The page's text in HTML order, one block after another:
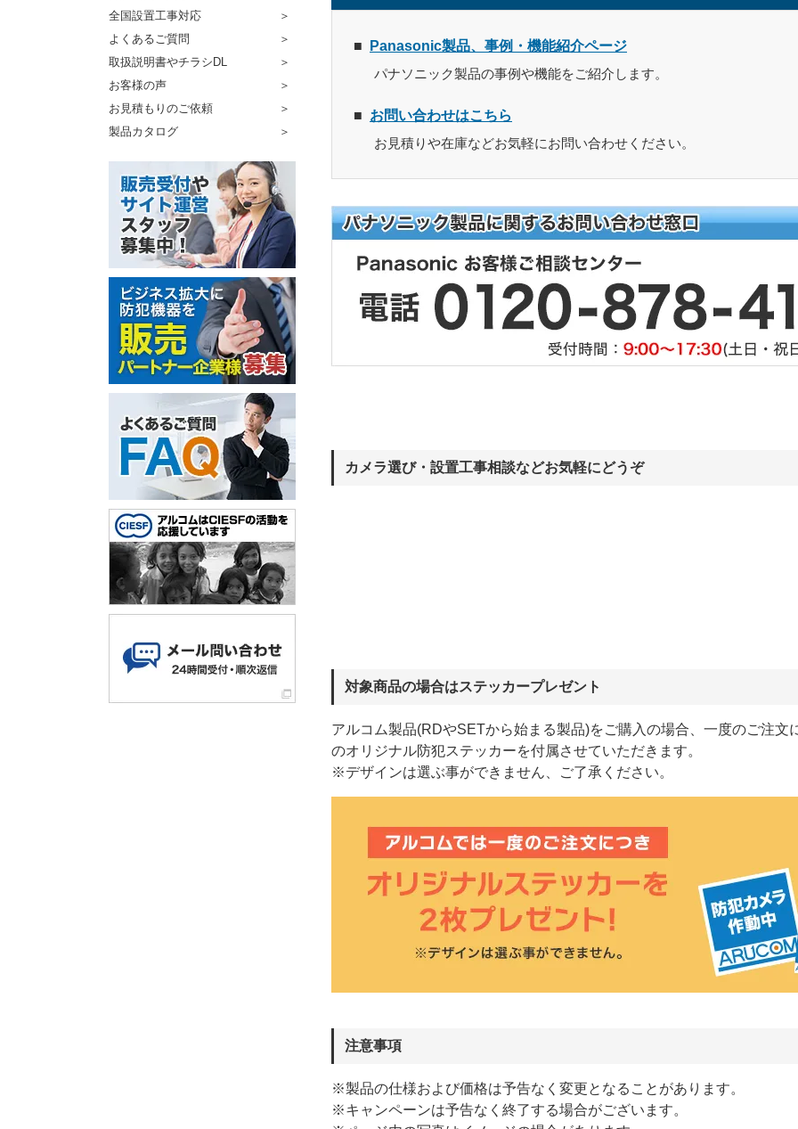
全国設置工事対応
よくあるご質問
取扱説明書やチラシDL
お客様の声
お見積もりのご依頼
製品カタログ
Panasonic製品、事例・機能紹介ページ
パナソニック製品の事例や機能をご紹介します。
お問い合わせはこちら
お見積りや在庫などお気軽にお問い合わせください。
カメラ選び・設置工事相談などお気軽にどうぞ
対象商品の場合はステッカープレゼント
アルコム製品(RDやSETから始まる製品)をご購入の場合、一度のご注文
のオリジナル防犯ステッカーを付属させていただきます。
※デザインは選ぶ事ができません、ご了承ください。
注意事項
※製品の仕様および価格は予告なく変更となることがあります。
※キャンペーンは予告なく終了する場合がございます。